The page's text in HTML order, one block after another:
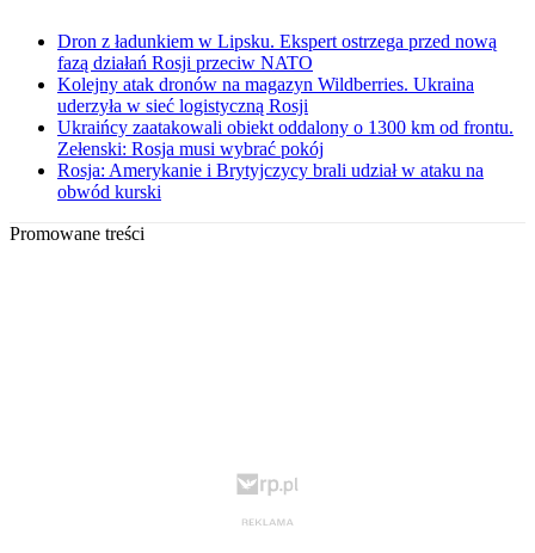
Dron z ładunkiem w Lipsku. Ekspert ostrzega przed nową
fazą działań Rosji przeciw NATO
Kolejny atak dronów na magazyn Wildberries. Ukraina
uderzyła w sieć logistyczną Rosji
Ukraińcy zaatakowali obiekt oddalony o 1300 km od frontu.
Zełenski: Rosja musi wybrać pokój
Rosja: Amerykanie i Brytyjczycy brali udział w ataku na
obwód kurski
Promowane treści